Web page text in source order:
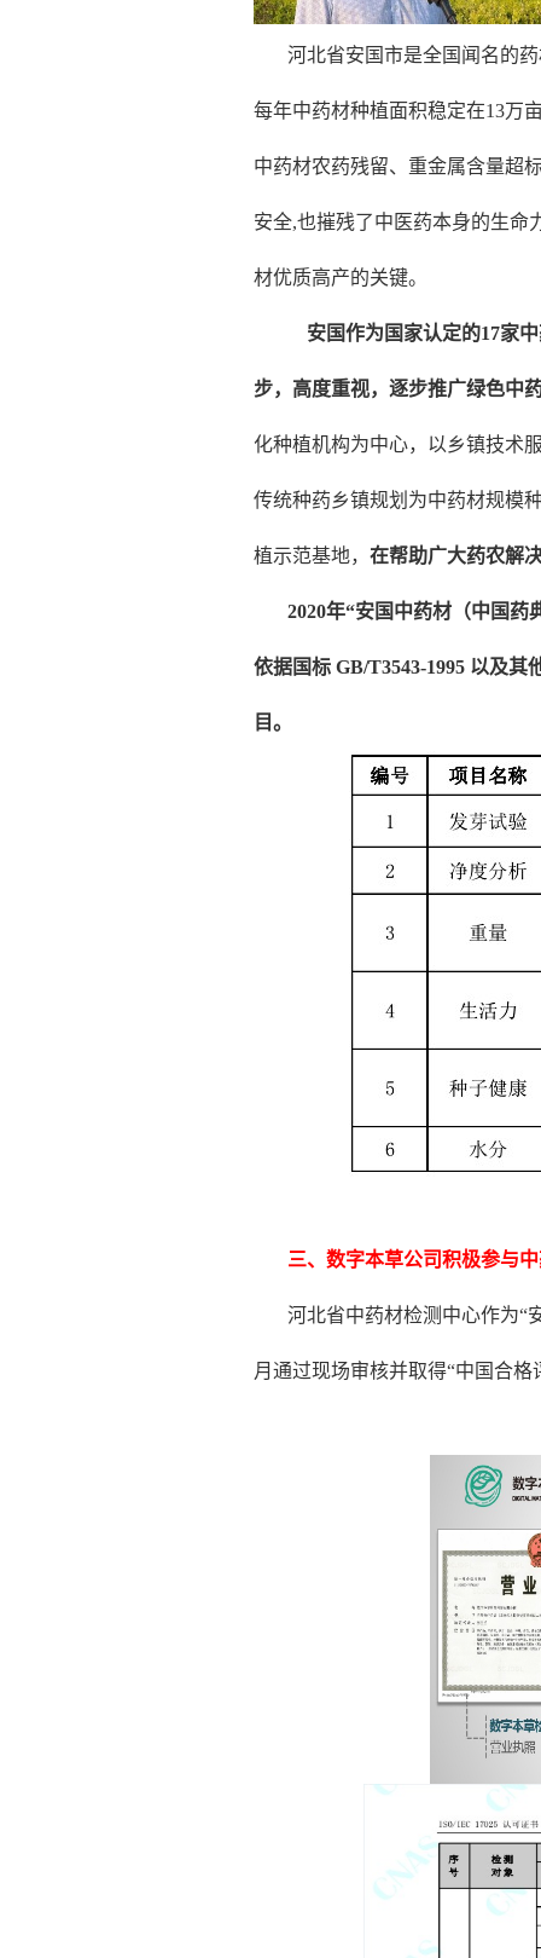
河北省安国市是全国闻名的
每年中药材种植面积稳定在13万
中药材农药残留、重金属含量超
安全,也摧残了中医药本身的生命
材优质高产的关键。
安国作为国家认定的17家
步，高度重视，逐步推广绿色中
化种植机构为中心，以乡镇技术
传统种药乡镇规划为中药材规模
植示范基地， 在帮助广大药农解
2020年“安国中药材（中国药
依据国标 GB/T3543-1995 以及其
目。
三、数字本草公司积极参与
河北省中药材检测中心作为“
月通过现场审核并取得“中国合